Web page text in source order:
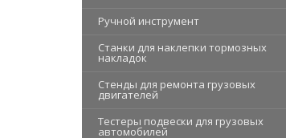
Ручной инструмент
Станки для наклепки тормозных
накладок
Стенды для ремонта грузовых
двигателей
Тестеры подвески для грузовых
автомобилей